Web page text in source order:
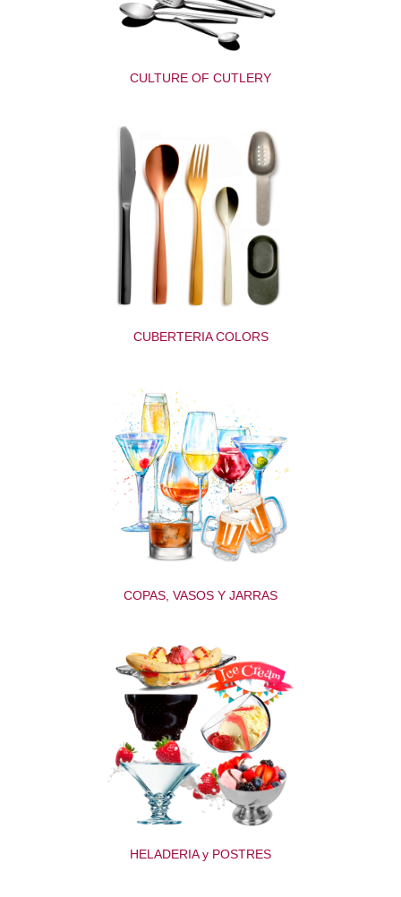
CULTURE OF CUTLERY
CUBERTERIA COLORS
COPAS, VASOS Y JARRAS
HELADERIA y POSTRES